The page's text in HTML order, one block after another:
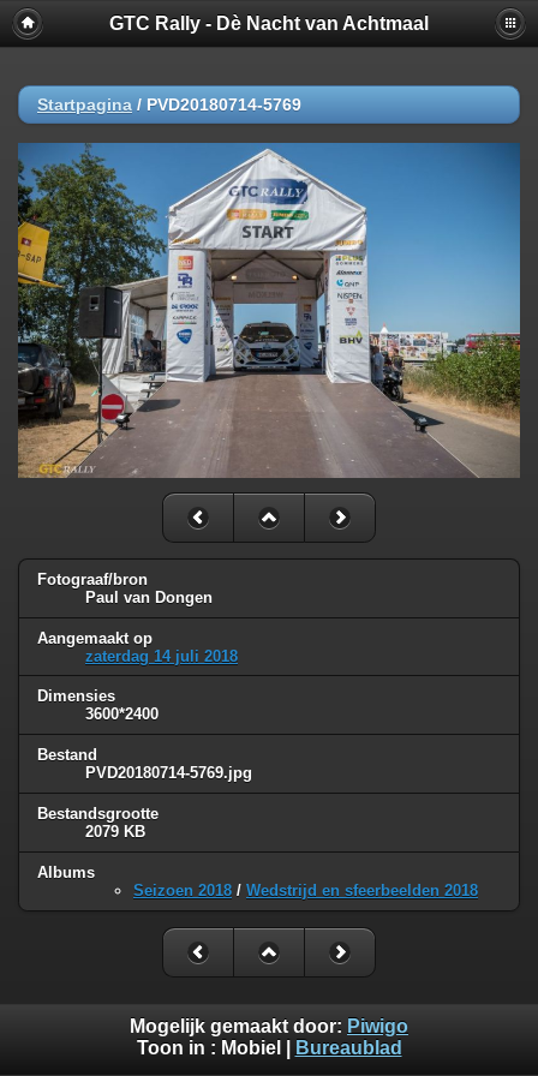
GTC Rally - Dè Nacht van Achtmaal
Startpagina / PVD20180714-5769
Fotograaf/bron
Paul van Dongen
Aangemaakt op
zaterdag 14 juli 2018
Dimensies
3600*2400
Bestand
PVD20180714-5769.jpg
Bestandsgrootte
2079 KB
Albums
Seizoen 2018 / Wedstrijd en sfeerbeelden 2018
Mogelijk gemaakt door: Piwigo
Toon in : Mobiel Bureaublad